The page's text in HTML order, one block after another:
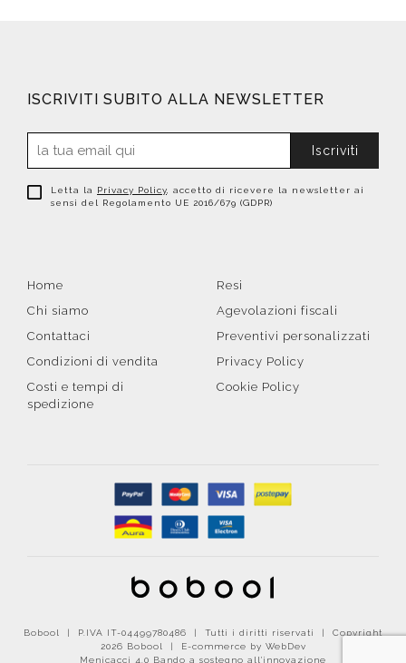
ISCRIVITI SUBITO ALLA NEWSLETTER
Iscriviti
Letta la Privacy Policy , accetto di ricevere la newsletter ai
sensi del Regolamento UE 2016/679 (GDPR)
Home
Chi siamo
Contattaci
Condizioni di vendita
Costi e tempi di
spedizione
Resi
Agevolazioni fiscali
Preventivi personalizzati
Privacy Policy
Cookie Policy
Bobool | P.IVA IT-04499780486 | Tutti i diritti riservati | Copyright
2026 Bobool |
E-commerce by WebDev
Menicacci 4.0 Bando a sostegno all'innovazione